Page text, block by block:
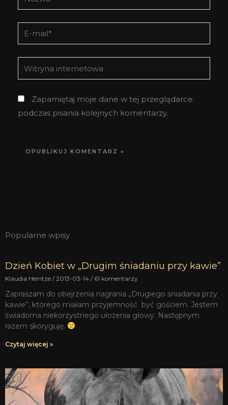
E-
mail*
Witryna
internetowa
Zapamiętaj moje dane w tej przeglądarce
podczas pisania kolejnych komentarzy.
Popularne wpisy
Dzień Kobiet w „Drugim śniadaniu przy kawie”
Klaudia Heintze 2013-03-14 61 komentarzy
Zapraszam do obejrzenia nagrania „Drugiego śniadania przy
kawie”, którego miałam przyjemność być gościem. Jestem
świadoma niekorzystnego ułożenia głowy. Następnym
razem skoryguję.
Czytaj więcej »